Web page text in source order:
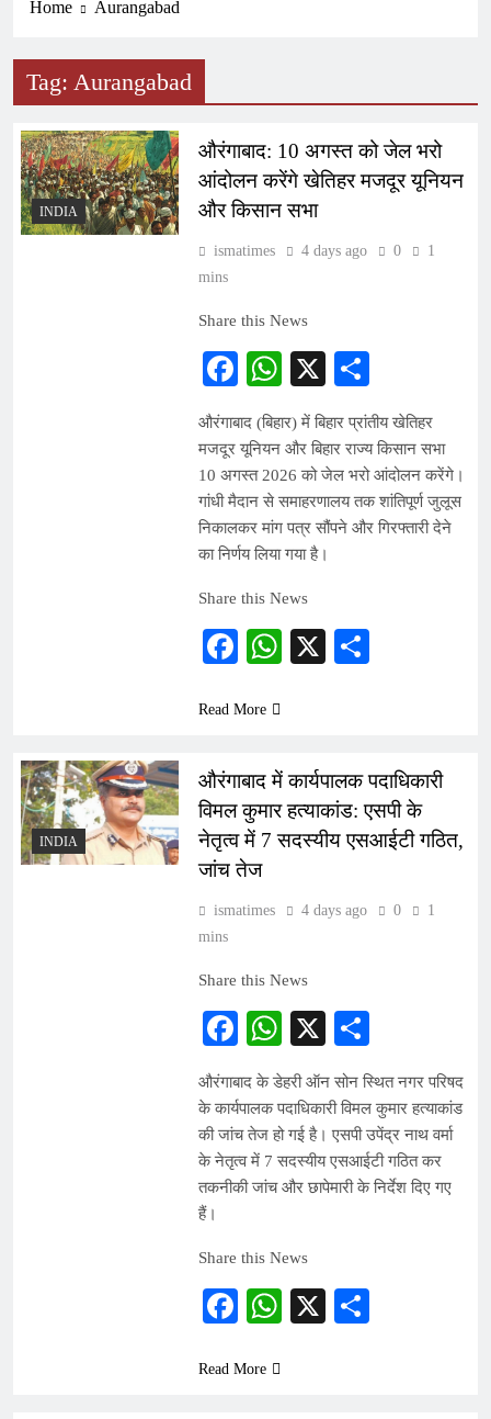
Home Aurangabad
Tag: Aurangabad
INDIA
औरंगाबाद: 10 अगस्त को जेल भरो
आंदोलन करेंगे खेतिहर मजदूर यूनियन
और किसान सभा
ismatimes 4 days ago 0
1
mins
Share this News
Facebook
WhatsApp
X
औरंगाबाद (बिहार) में बिहार प्रांतीय खेतिहर
मजदूर यूनियन और बिहार राज्य किसान सभा
10 अगस्त 2026 को जेल भरो आंदोलन करेंगे।
गांधी मैदान से समाहरणालय तक शांतिपूर्ण जुलूस
निकालकर मांग पत्र सौंपने और गिरफ्तारी देने
का निर्णय लिया गया है।
Share this News
Facebook
WhatsApp
X
Read More
INDIA
औरंगाबाद में कार्यपालक पदाधिकारी
विमल कुमार हत्याकांड: एसपी के
नेतृत्व में 7 सदस्यीय एसआईटी गठित,
जांच तेज
ismatimes 4 days ago 0
1
mins
Share this News
Facebook
WhatsApp
X
औरंगाबाद के डेहरी ऑन सोन स्थित नगर परिषद
के कार्यपालक पदाधिकारी विमल कुमार हत्याकांड
की जांच तेज हो गई है। एसपी उपेंद्र नाथ वर्मा
के नेतृत्व में 7 सदस्यीय एसआईटी गठित कर
तकनीकी जांच और छापेमारी के निर्देश दिए गए
हैं।
Share this News
Facebook
WhatsApp
X
Read More